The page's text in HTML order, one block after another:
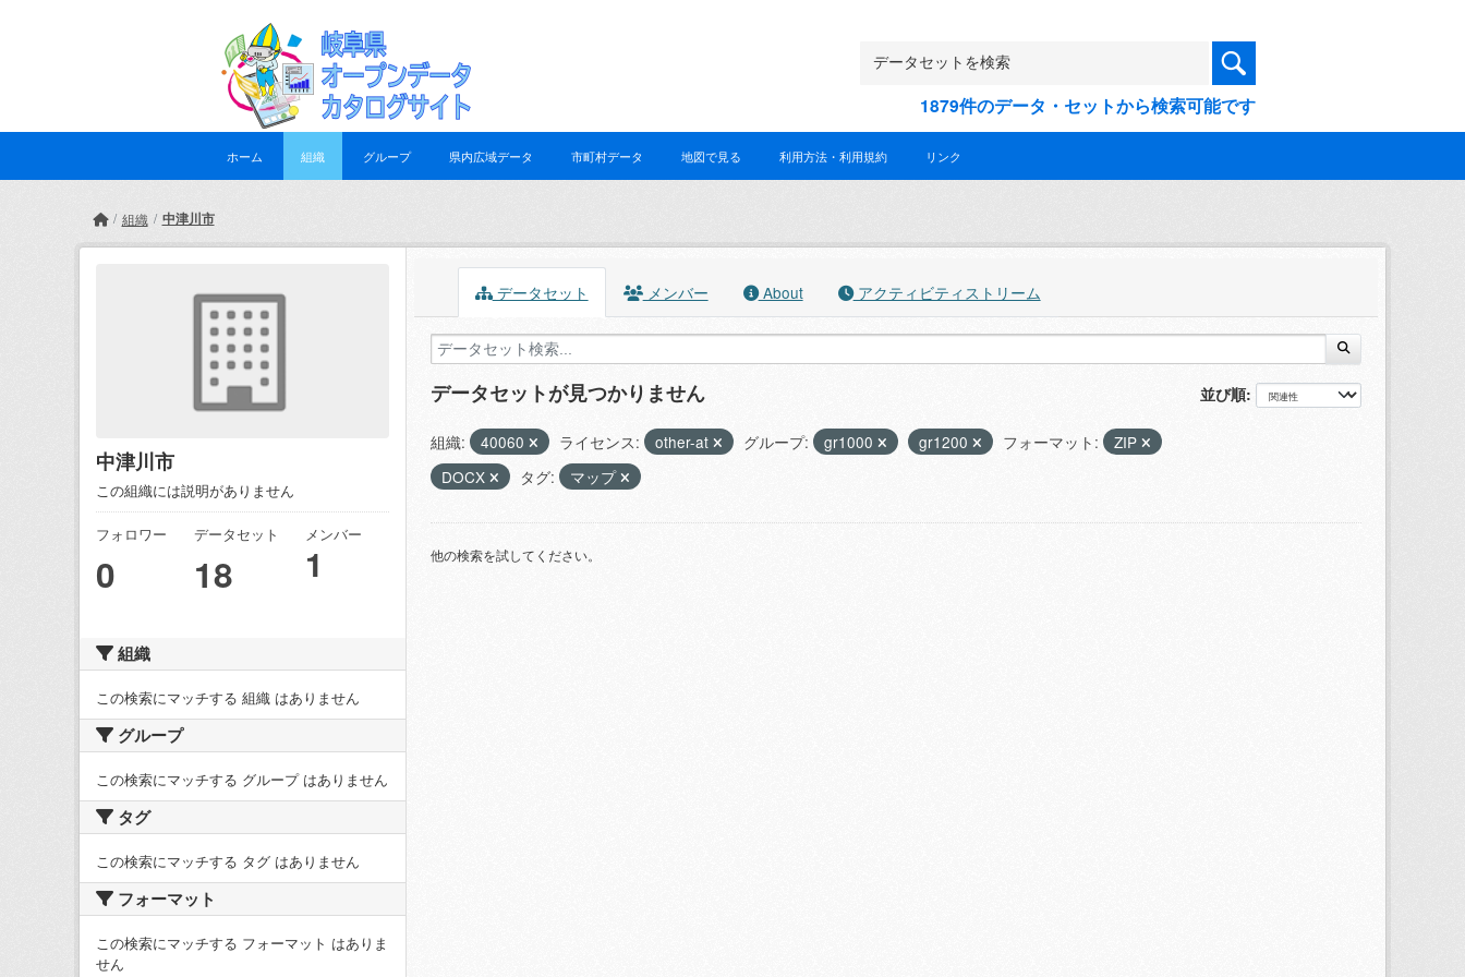
1879件のデータ・セットから検索可能です
ホーム 組織 グループ 県内広域データ 市町村データ 地図で見る 利用方法・利用規約 リンク
組織 中津川市
中津川市
この組織には説明がありません
フォロワー
0
データセット
18
メンバー
1
組織
この検索にマッチする 組織 はありません
グループ
この検索にマッチする グループ はありません
タグ
この検索にマッチする タグ はありません
フォーマット
この検索にマッチする フォーマット はありま
せん
データセット メンバー About アクティビティストリーム
並び順
データセットが見つかりません
組織: 40060 ライセンス: other-at グループ: gr1000 gr1200 フォーマット:
ZIP
DOCX
タグ: マップ
他の検索を試してください。